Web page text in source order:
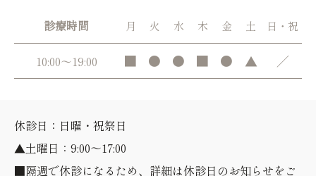
診療時間 月 火 水 木 金 土 日・祝
10:00～19:00 ■ ● ● ■ ● ▲ ／
休診日：日曜・祝祭日
▲土曜日：9:00～17:00
■隔週で休診になるため、詳細は休診日のお知らせをご